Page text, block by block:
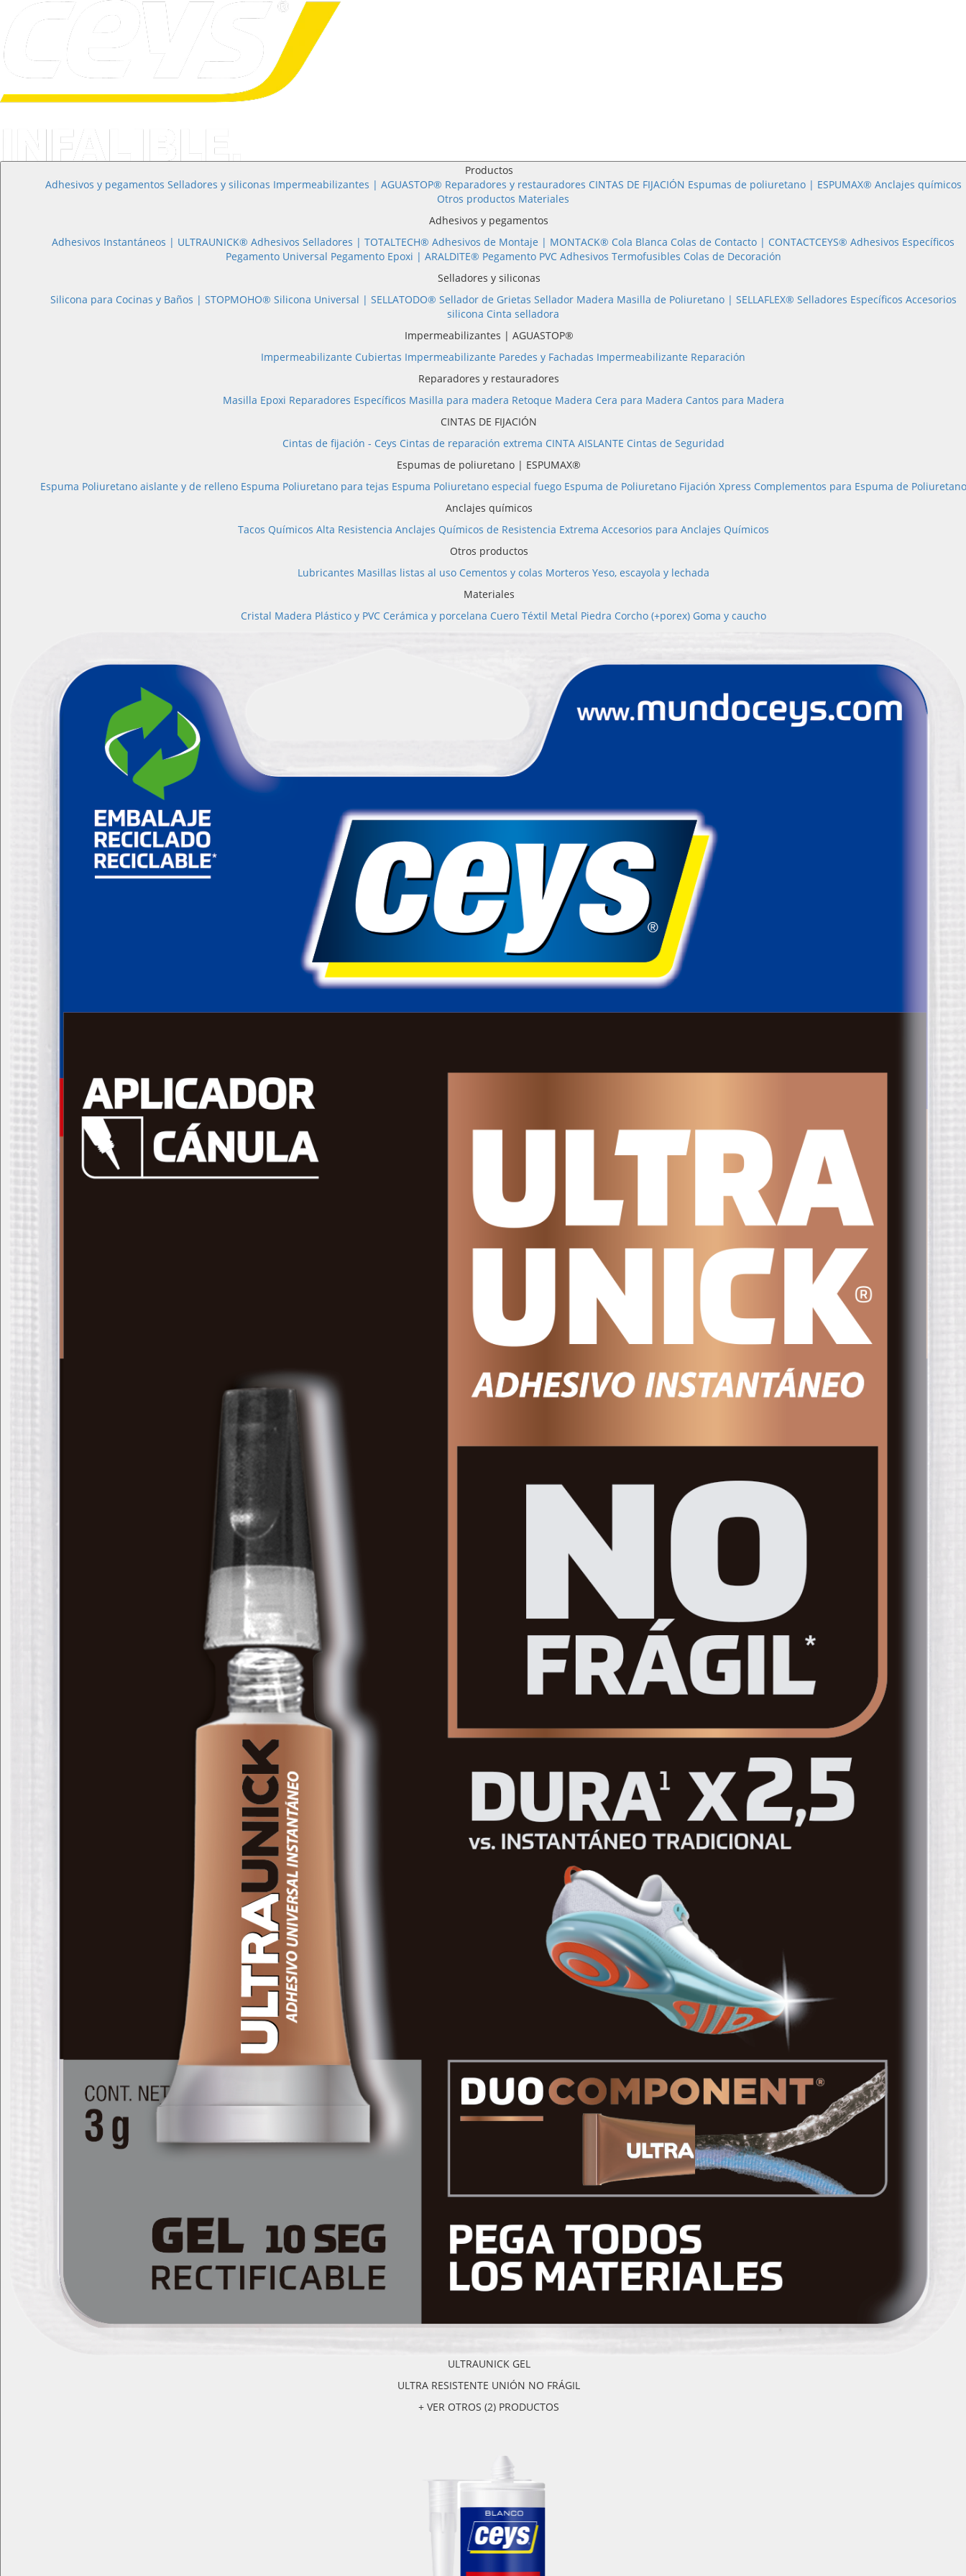
Productos
Adhesivos y pegamentos Selladores y siliconas Impermeabilizantes | AGUASTOP® Reparadores y restauradores CINTAS DE FIJACIÓN Espumas de poliuretano | ESPUMAX® Anclajes químicos
Otros productos Materiales
Adhesivos y pegamentos
Adhesivos Instantáneos | ULTRAUNICK® Adhesivos Selladores | TOTALTECH® Adhesivos de Montaje | MONTACK® Cola Blanca Colas de Contacto | CONTACTCEYS® Adhesivos Específicos
Pegamento Universal
Pegamento Epoxi | ARALDITE® Pegamento PVC Adhesivos Termofusibles Colas de Decoración
Selladores y siliconas
Silicona para Cocinas y Baños | STOPMOHO® Silicona Universal | SELLATODO® Sellador de Grietas Sellador Madera Masilla de Poliuretano | SELLAFLEX® Selladores Específicos Accesorios
silicona Cinta selladora
Impermeabilizantes | AGUASTOP®
Impermeabilizante Cubiertas Impermeabilizante Paredes y Fachadas Impermeabilizante Reparación
Reparadores y restauradores
Masilla Epoxi Reparadores Específicos Masilla para madera Retoque Madera Cera para Madera Cantos para Madera
CINTAS DE FIJACIÓN
Cintas de fijación - Ceys Cintas de reparación extrema CINTA AISLANTE Cintas de Seguridad
Espumas de poliuretano | ESPUMAX®
Espuma Poliuretano aislante y de relleno Espuma Poliuretano para tejas Espuma Poliuretano especial fuego Espuma de Poliuretano Fijación Xpress Complementos para Espuma de Poliuretano
Anclajes químicos
Tacos Químicos Alta Resistencia Anclajes Químicos de Resistencia Extrema Accesorios para Anclajes Químicos
Otros productos
Lubricantes Masillas listas al uso Cementos y colas Morteros Yeso, escayola y lechada
Materiales
Cristal Madera Plástico y PVC Cerámica y porcelana Cuero Téxtil Metal Piedra Corcho (+porex) Goma y caucho
ULTRAUNICK GEL
ULTRA RESISTENTE UNIÓN NO FRÁGIL
+ VER OTROS (2) PRODUCTOS